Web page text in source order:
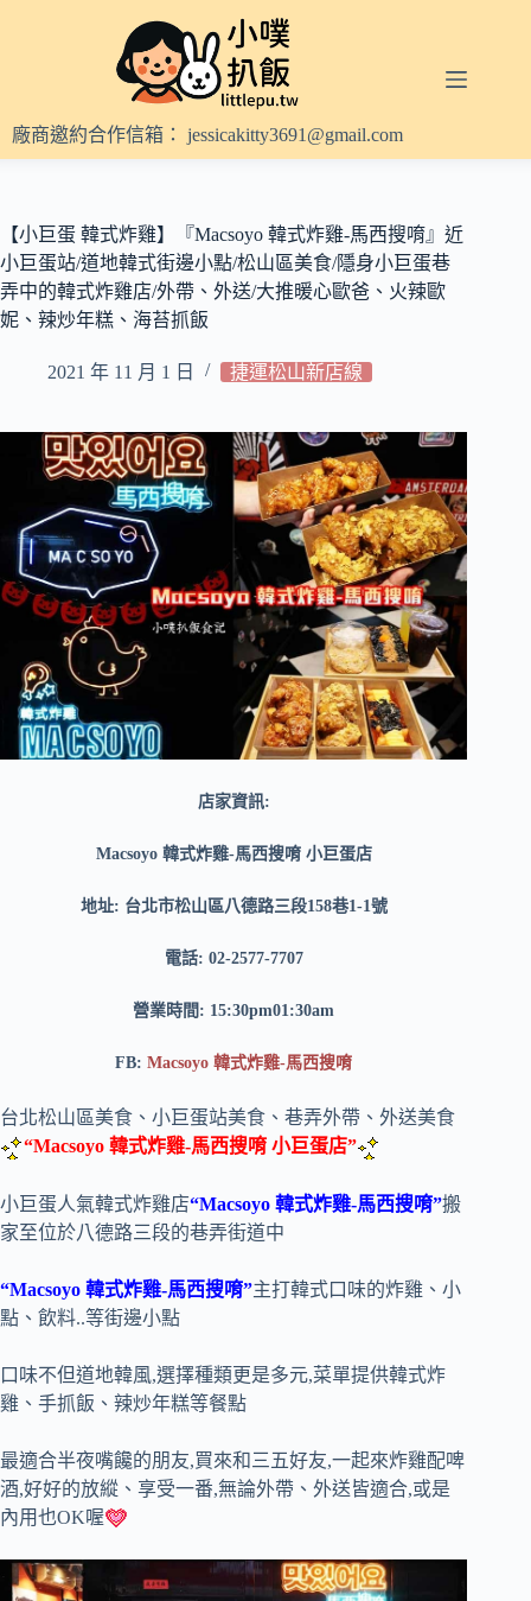
內
容
廠商邀約合作信箱： jessicakitty3691@gmail.com
【小巨蛋 韓式炸雞】『Macsoyo 韓式炸雞-馬西搜唷』近
小巨蛋站/道地韓式街邊小點/松山區美食/隱身小巨蛋巷
弄中的韓式炸雞店/外帶、外送/大推暖心歐爸、火辣歐
妮、辣炒年糕、海苔抓飯
2021 年 11 月 1 日 捷運松山新店線
店家資訊:
Macsoyo 韓式炸雞-馬西搜唷 小巨蛋店
地址: 台北市松山區八德路三段158巷1-1號
電話: 02-2577-7707
營業時間: 15:30pm01:30am
FB:Macsoyo 韓式炸雞-馬西搜唷
台北松山區美食、小巨蛋站美食、巷弄外帶、外送美食
“Macsoyo 韓式炸雞-馬西搜唷 小巨蛋店”
小巨蛋人氣韓式炸雞店“Macsoyo 韓式炸雞-馬西搜唷”搬
家至位於八德路三段的巷弄街道中
“Macsoyo 韓式炸雞-馬西搜唷”主打韓式口味的炸雞、小
點、飲料..等街邊小點
口味不但道地韓風,選擇種類更是多元,菜單提供韓式炸
雞、手抓飯、辣炒年糕等餐點
最適合半夜嘴饞的朋友,買來和三五好友,一起來炸雞配啤
酒,好好的放縱、享受一番,無論外帶、外送皆適合,或是
內用也OK喔